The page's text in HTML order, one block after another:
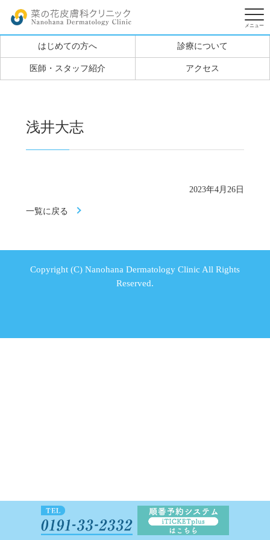
はじめての方へ 診療について
医師・スタッフ紹介 アクセス
浅井大志
2023年4月26日
一覧に戻る
Copyright (C) Nanohana Dermatology Clinic All Rights
Reserved.